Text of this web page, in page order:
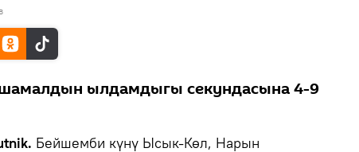
ылдамдыгы секундасына 4-9
Бейшемби күнү Ысык-Көл, Нарын